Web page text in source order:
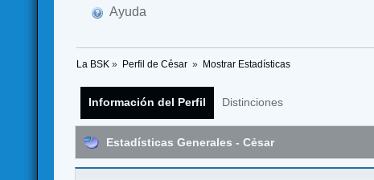
Ayuda
La BSK » Perfil de Cẻsar » Mostrar Estadísticas
Información del Perfil Distinciones
Estadísticas Generales - Cẻsar